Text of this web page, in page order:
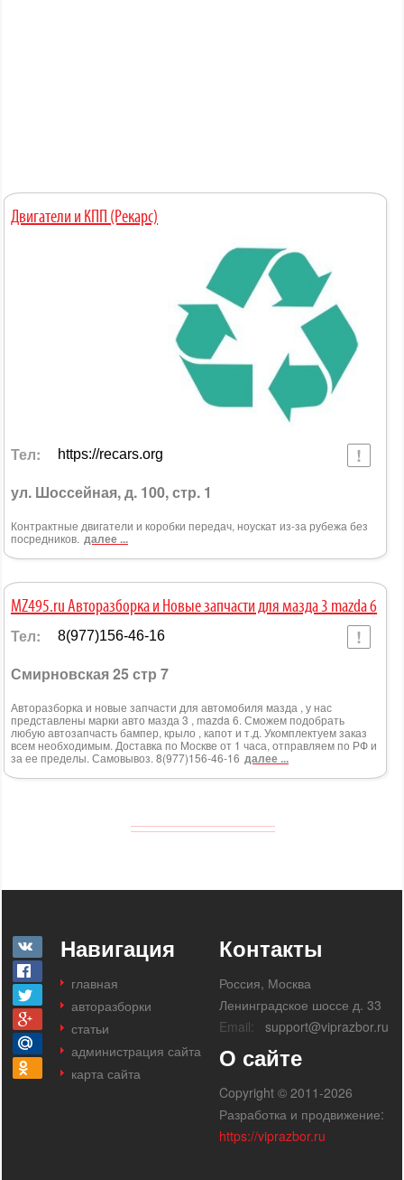
Двигатели и КПП (Рекарс)
Тел: https://recars.org
ул. Шоссейная, д. 100, стр. 1
Контрактные двигатели и коробки передач, ноускат из-за рубежа без
посредников. далее ...
MZ495.ru Авторазборка и Новые запчасти для мазда 3 mazda 6
Тел: 8(977)156-46-16
Смирновская 25 стр 7
Авторазборка и новые запчасти для автомобиля мазда , у нас
представлены марки авто мазда 3 , mazda 6. Сможем подобрать
любую автозапчасть бампер, крыло , капот и т.д. Укомплектуем заказ
всем необходимым. Доставка по Москве от 1 часа, отправляем по РФ и
за ее пределы. Самовывоз. 8(977)156-46-16 далее ...
Навигация
главная
авторазборки
статьи
администрация сайта
карта сайта
Контакты
Россия, Москва
Ленинградское шоссе д. 33
Email:
support@viprazbor.ru
О сайте
Copyright © 2011-2026
Разработка и продвижение:
https://viprazbor.ru